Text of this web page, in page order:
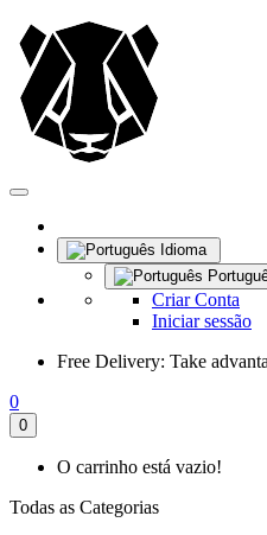
Idioma
Criar Conta
Iniciar sessão
Free Delivery: Take
0
0
O carrinho está vazio!
Todas as Categorias